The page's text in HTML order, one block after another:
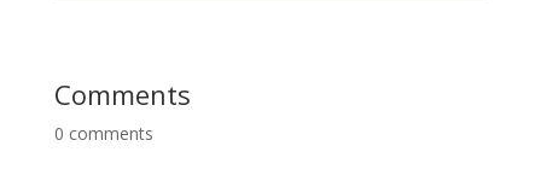
Comments
0 comments